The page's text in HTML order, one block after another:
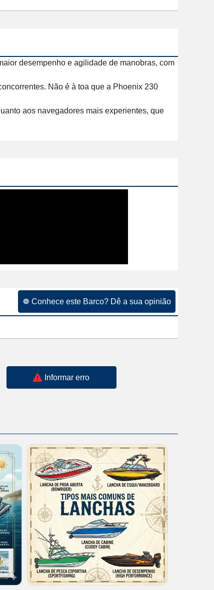
desempenho e agilidade de manobras, com
Não é à toa que a Phoenix 230
aos navegadores mais experientes, que
☸ Conhece este Barco? Dê a sua opinião
Informar erro